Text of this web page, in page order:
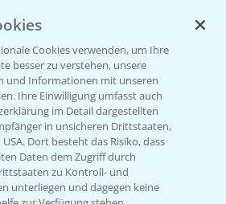
WhatsApp
346 564 1
30-20220
Cookies verwenden, um Ihre
besser zu verstehen, unsere
und Informationen mit unseren
Ihre Einwilligung umfasst auch
im Detail dargestellten
in unsicheren Drittstaaten,
Dort besteht das Risiko, dass
Daten dem Zugriff durch
zu Kontroll- und
unterliegen und dagegen keine